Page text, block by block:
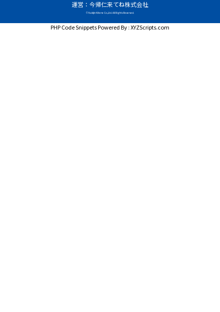
運営：今帰仁来てね株式会社
© Nakijin Kitene Co.,Ltd. All Rights Reserved.
PHP Code SnippetsPowered By :XYZScripts.com